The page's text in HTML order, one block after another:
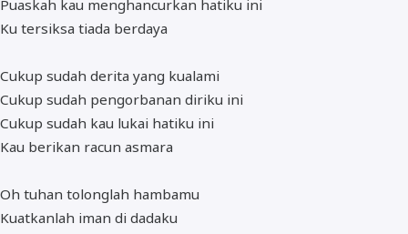
Puaskah kau menghancurkan hatiku ini
Ku tersiksa tiada berdaya
Cukup sudah derita yang kualami
Cukup sudah pengorbanan diriku ini
Cukup sudah kau lukai hatiku ini
Kau berikan racun asmara
Oh tuhan tolonglah hambamu
Kuatkanlah iman di dadaku